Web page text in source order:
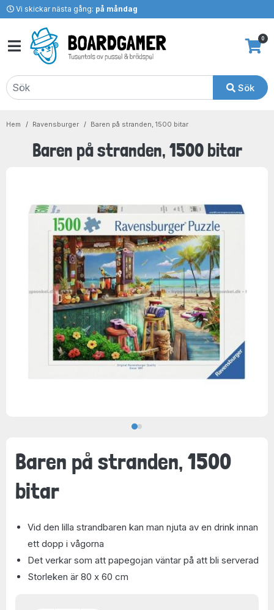
Vi skickar nästa gång: på måndag
Sök
0
Hem Ravensburger Baren på stranden, 1500 bitar
Baren på stranden, 1500 bitar
Baren på stranden, 1500
bitar
Vid den lilla strandbaren kan man njuta av en drink innan
ett dopp i vågorna
Det verkar som att papegojan väntar på att bli serverad
Storleken är 80 x 60 cm